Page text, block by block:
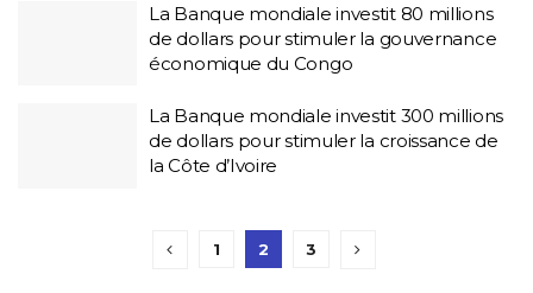
La Banque mondiale investit 80 millions
de dollars pour stimuler la gouvernance
économique du Congo
La Banque mondiale investit 300 millions
de dollars pour stimuler la croissance de
la Côte d’Ivoire
1 2 3